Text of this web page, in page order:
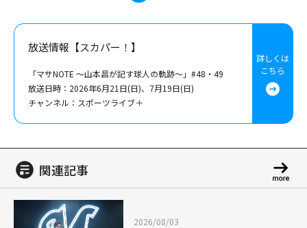
放送情報【スカパー！】
「マサNOTE ～山本昌が記す球人の軌跡～」#48・49
放送日時：2026年6月21日(日)、7月19日(日)
チャンネル：スポーツライブ＋
詳しくは
こちら
関連記事
2026/08/03